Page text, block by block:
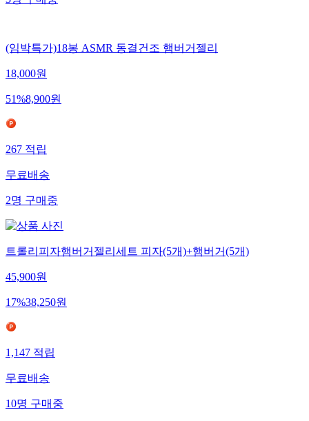
(임박특가)18봉 ASMR 동결건조 햄버거젤리
18,000원
51%8,900원
267적립
무료배송
2명구매중
트롤리피자햄버거젤리세트 피자(5개)+햄버거(5개)
45,900원
17%38,250원
1,147적립
무료배송
10명구매중